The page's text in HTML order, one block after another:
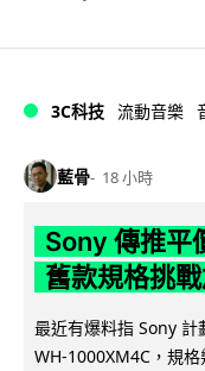
3C科技 流動音樂
藍骨 18 小時
Sony 傳推
舊款規格挑
最近有爆料指 Sony
WH-1000XM4C，規